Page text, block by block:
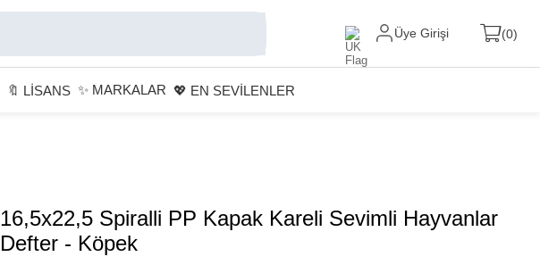
Üye Girişi 0
🔖 LİSANS ✨ MARKALAR 💖 EN SEVİLENLER
16,5x22,5 Spiralli PP Kapak Kareli Sevimli Hayvanlar
Defter - Köpek